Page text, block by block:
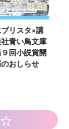
リスタ×講
青い鳥文庫
回小説賞開
おしらせ
☆